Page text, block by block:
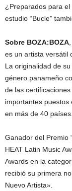
¿Preparados para
estudio “Bucle”
Sobre BOZA:BOZA
es un artista versátil
La originalidad de
género panameño
de las
importantes puestos
en más de 40 países.
Ganador del Premio
HEAT Latin Music
Awards en la
recibió su primera
Nuevo Artista».